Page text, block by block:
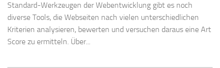
Standard-Werkzeugen der Webentwicklung gibt es noch
diverse Tools, die Webseiten nach vielen unterschiedlichen
Kriterien analysieren, bewerten und versuchen daraus eine Art
Score zu ermitteln. Über...